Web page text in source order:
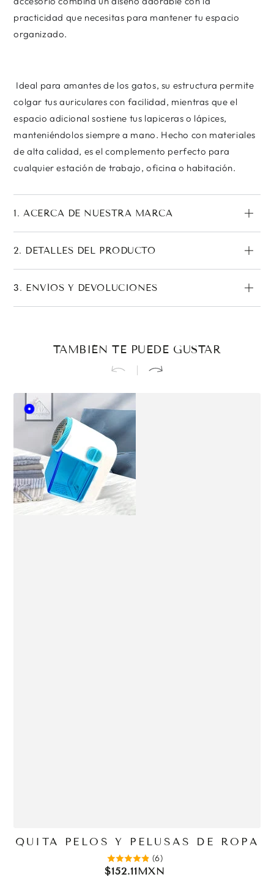
practicidad que necesitas para mantener tu espacio
organizado.
Ideal para amantes de los gatos, su estructura permite
colgar tus auriculares con facilidad, mientras que el
espacio adicional sostiene tus lapiceras o lápices,
manteniéndolos siempre a mano. Hecho con materiales
de alta calidad, es el complemento perfecto para
cualquier estación de trabajo, oficina o habitación.
1. ACERCA DE NUESTRA MARCA
2. DETALLES DEL PRODUCTO
3. ENVÍOS Y DEVOLUCIONES
TAMBIÉN TE PUEDE GUSTAR
Blue
QUITA PELOS Y PELUSAS DE ROPA
(6)
Precio
$152.11MXN